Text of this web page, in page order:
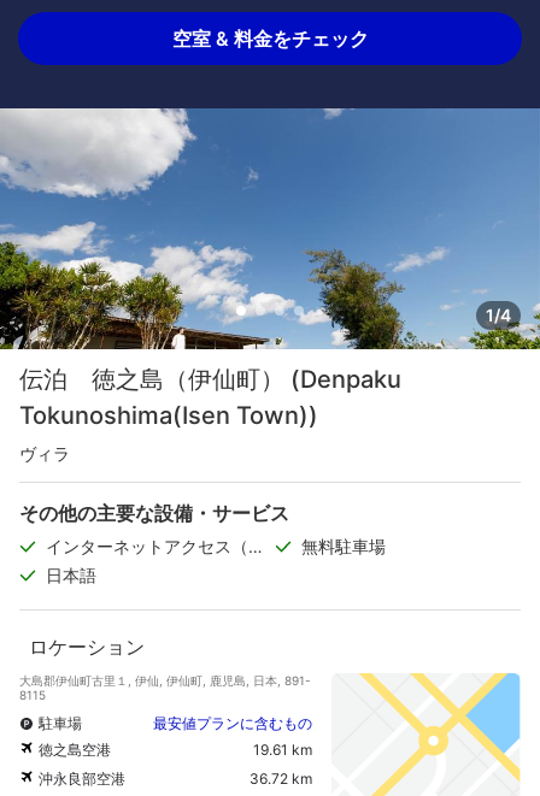
空室 & 料金をチェック
1/4
伝泊 徳之島（伊仙町） (Denpaku
Tokunoshima(Isen Town))
ヴィラ
その他の主要な設備・サービス
インターネットアクセス（無
料）
無料駐車場
日本語
ロケーション
大島郡伊仙町古里１, 伊仙, 伊仙町, 鹿児島, 日本, 891-
8115
駐車場
最安値プランに含むもの
徳之島空港
19.61 km
沖永良部空港
36.72 km